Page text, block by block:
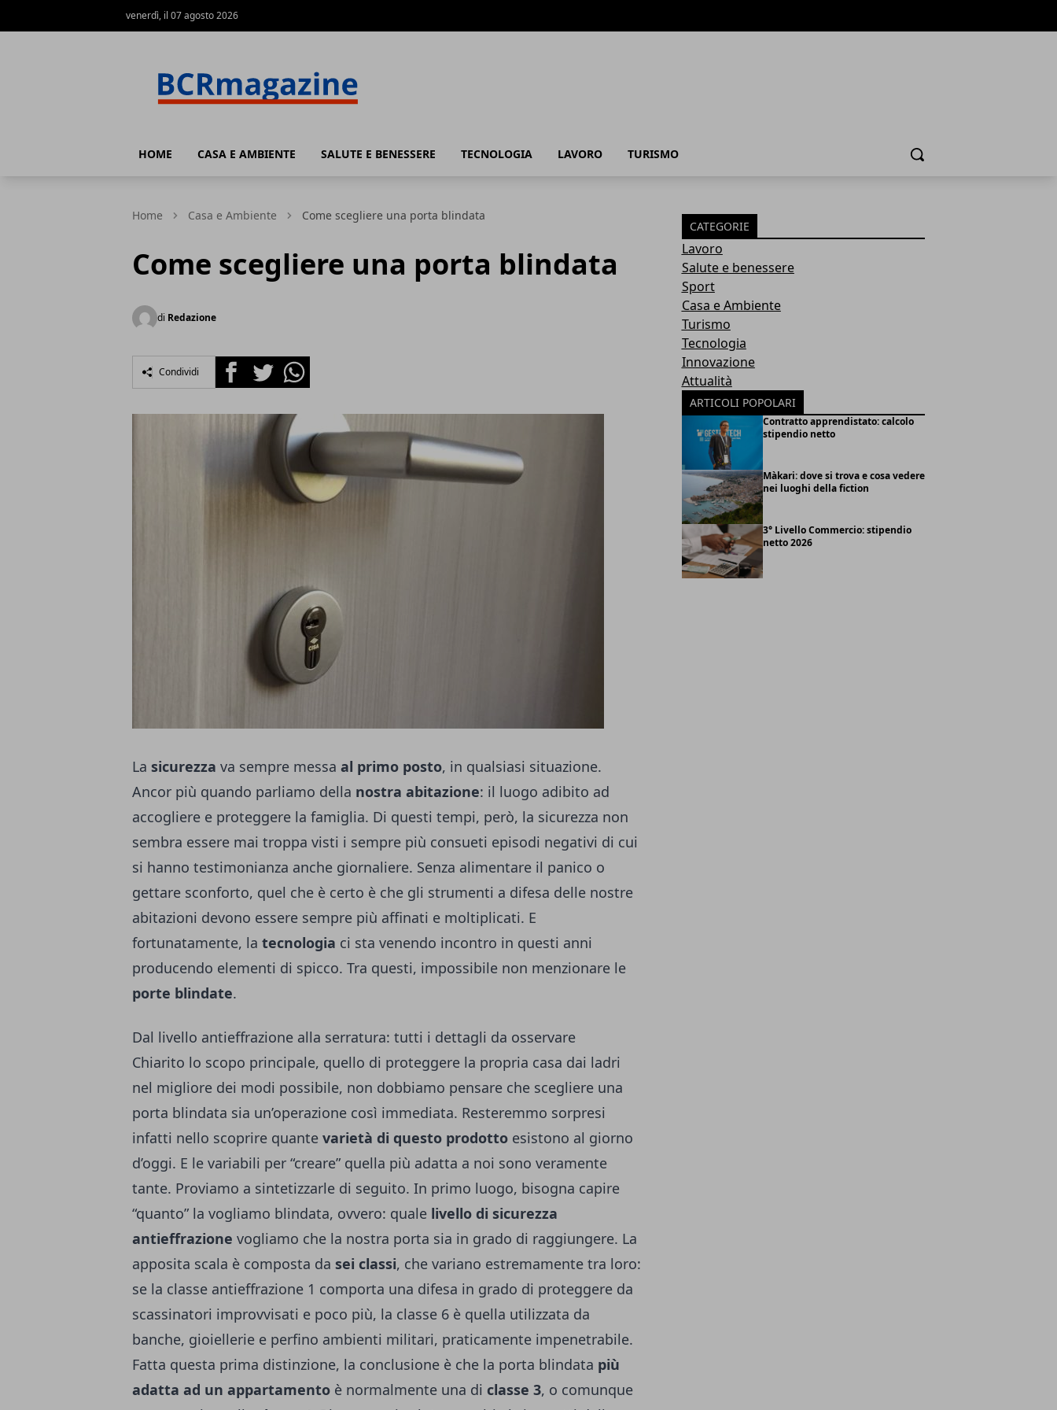
venerdì, il 07 agosto 2026
HOME CASA E AMBIENTE SALUTE E BENESSERE TECNOLOGIA LAVORO TURISMO Cerca
Home Casa e Ambiente Come scegliere una porta blindata
Come scegliere una porta blindata
di Redazione
Condividi FacebookTwitterWhatsapp
La sicurezza va sempre messa al primo posto, in qualsiasi situazione.
Ancor più quando parliamo della nostra abitazione: il luogo adibito ad
accogliere e proteggere la famiglia. Di questi tempi, però, la sicurezza non
sembra essere mai troppa visti i sempre più consueti episodi negativi di cui
si hanno testimonianza anche giornaliere. Senza alimentare il panico o
gettare sconforto, quel che è certo è che gli strumenti a difesa delle nostre
abitazioni devono essere sempre più affinati e moltiplicati. E
fortunatamente, la tecnologia ci sta venendo incontro in questi anni
producendo elementi di spicco. Tra questi, impossibile non menzionare le
porte blindate.
Dal livello antieffrazione alla serratura: tutti i dettagli da osservare
Chiarito lo scopo principale, quello di proteggere la propria casa dai ladri
nel migliore dei modi possibile, non dobbiamo pensare che scegliere una
porta blindata sia un’operazione così immediata. Resteremmo sorpresi
infatti nello scoprire quante varietà di questo prodotto esistono al giorno
d’oggi. E le variabili per “creare” quella più adatta a noi sono veramente
tante. Proviamo a sintetizzarle di seguito. In primo luogo, bisogna capire
“quanto” la vogliamo blindata, ovvero: quale livello di sicurezza
antieffrazione vogliamo che la nostra porta sia in grado di raggiungere. La
apposita scala è composta da sei classi, che variano estremamente tra loro:
se la classe antieffrazione 1 comporta una difesa in grado di proteggere da
scassinatori improvvisati e poco più, la classe 6 è quella utilizzata da
banche, gioiellerie e perfino ambienti militari, praticamente impenetrabile.
Fatta questa prima distinzione, la conclusione è che la porta blindata più
adatta ad un appartamento è normalmente una di classe 3, o comunque
CATEGORIE
Lavoro
Salute e benessere
Sport
Casa e Ambiente
Turismo
Tecnologia
Innovazione
Attualità
ARTICOLI POPOLARI
Contratto apprendistato: calcolo
stipendio netto
Màkari: dove si trova e cosa vedere
nei luoghi della fiction
3° Livello Commercio: stipendio
netto 2026